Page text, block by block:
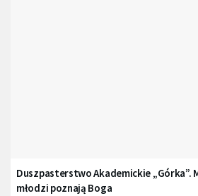
Duszpasterstwo Akademickie „Górka”.
młodzi poznają Boga